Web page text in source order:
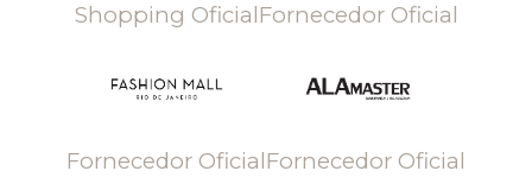
Shopping OficialFornecedor Oficial
Fornecedor OficialFornecedor Oficial